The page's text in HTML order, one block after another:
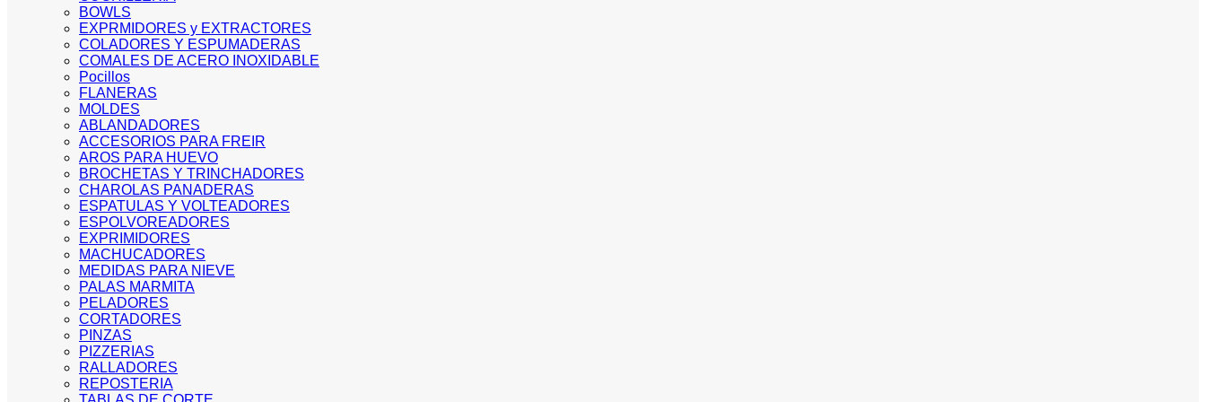
BOWLS
EXPRMIDORES y EXTRACTORES
COLADORES Y ESPUMADERAS
COMALES DE ACERO INOXIDABLE
Pocillos
FLANERAS
MOLDES
ABLANDADORES
ACCESORIOS PARA FREIR
AROS PARA HUEVO
BROCHETAS Y TRINCHADORES
CHAROLAS PANADERAS
ESPATULAS Y VOLTEADORES
ESPOLVOREADORES
EXPRIMIDORES
MACHUCADORES
MEDIDAS PARA NIEVE
PALAS MARMITA
PELADORES
CORTADORES
PINZAS
PIZZERIAS
RALLADORES
REPOSTERIA